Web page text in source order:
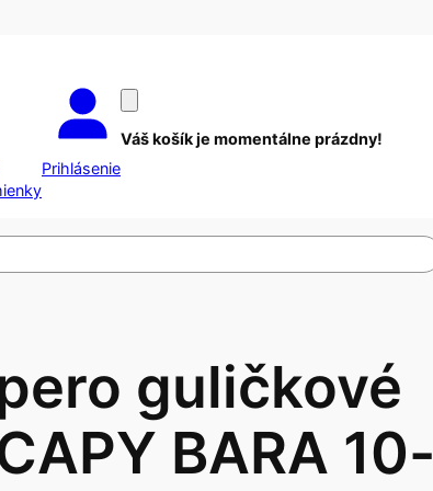
Prihlásenie
Váš košík je momentálne prázdny!
guličkové
BARA 10-